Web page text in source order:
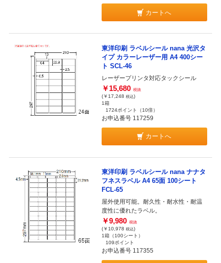
カートへ
東洋印刷 ラベルシール nana 光沢タ
イプ カラーレーザー用 A4 400シー
ト SCL-46
レーザープリンタ対応タックシール
￥15,680 税抜
(￥17,248 税込)
1箱
1724ポイント
（10倍）
お申込番号 117259
カートへ
東洋印刷 ラベルシール nana ナナタ
フネスラベル A4 65面 100シート
FCL-65
屋外使用可能。耐久性・耐水性・耐温
度性に優れたラベル。
￥9,980 税抜
(￥10,978 税込)
1箱（100シート）
109ポイント
お申込番号 117355